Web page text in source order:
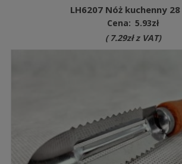
LH6207 Nóż kuchenny
Cena: 5.93zł
( 7.29złz VAT)